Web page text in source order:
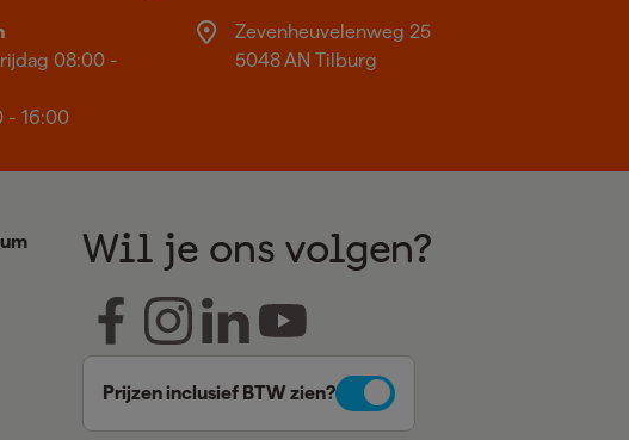
08:00 -
- 16:00
Zevenheuvelenweg 25
5048 AN Tilburg
Wil je ons volgen?
Prijzen inclusief BTW zien?